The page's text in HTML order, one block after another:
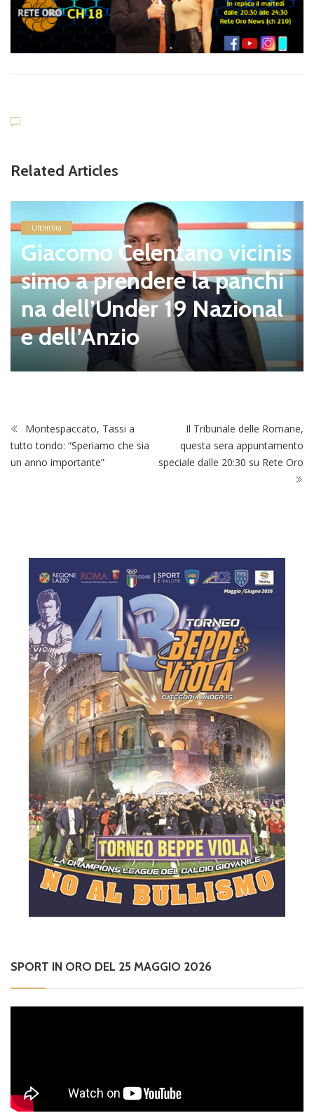
Related Articles
Ultim'ora
Giacomo Celentano vicinis
simo a prendere la panchi
na dell’Under 19 Nazional
e dell’Anzio
Montespaccato, Tassi a
tutto tondo: “Speriamo che sia
un anno importante”
Il Tribunale delle Romane,
questa sera appuntamento
speciale dalle 20:30 su Rete Oro
SPORT IN ORO DEL 25 MAGGIO 2026